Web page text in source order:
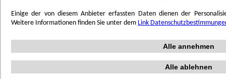
Einige der von diesem Anbieter erfassten Daten dienen der
Weitere Informationen finden Sie unter dem Link
Alle annehmen
Alle ablehnen
Toggle Nav
Menu
Inspiration
Authentic Travertine